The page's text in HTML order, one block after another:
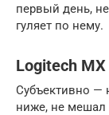
первый день,
гуляет по нему.
Logitech
Субъективно —
ниже, не мешал